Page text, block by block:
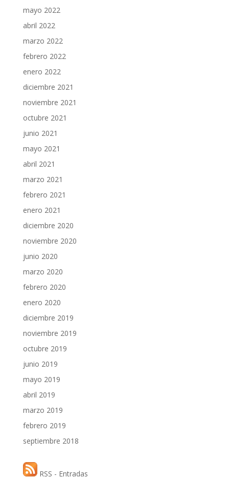
mayo 2022
abril 2022
marzo 2022
febrero 2022
enero 2022
diciembre 2021
noviembre 2021
octubre 2021
junio 2021
mayo 2021
abril 2021
marzo 2021
febrero 2021
enero 2021
diciembre 2020
noviembre 2020
junio 2020
marzo 2020
febrero 2020
enero 2020
diciembre 2019
noviembre 2019
octubre 2019
junio 2019
mayo 2019
abril 2019
marzo 2019
febrero 2019
septiembre 2018
RSS - Entradas